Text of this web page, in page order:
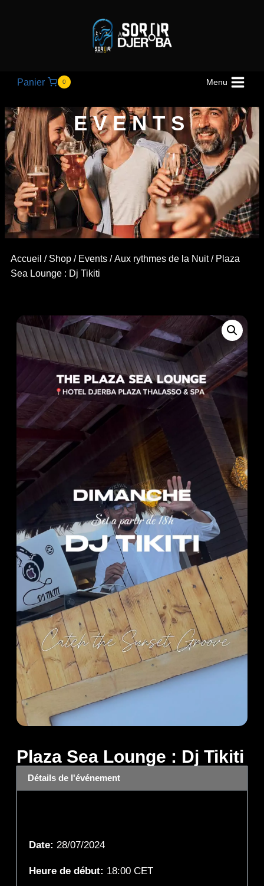
Panier 0 Menu
EVENTS
Accueil / Shop / Events /Aux rythmes de la Nuit/ Plaza
Sea Lounge : Dj Tikiti
Plaza Sea Lounge : Dj Tikiti
Détails de l'événement
Date: 28/07/2024
Heure de début: 18:00 CET